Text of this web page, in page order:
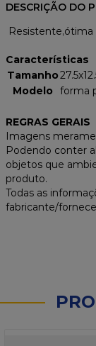
DESCRIÇÃO DO
Resistente,ótima
Características
Tamanho
Modelo
forma
REGRAS GERAIS
Imagens
Podendo conter
objetos que
produto.
Todas as
fabricante/